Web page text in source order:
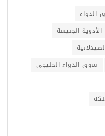
الدواء
الأدوية الجنيسة
سوق الدواء الخليجي